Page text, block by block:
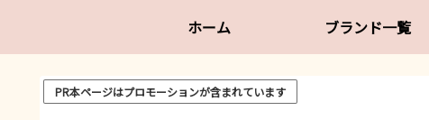
ホーム ブランド一覧
PR本ページはプロモーションが含まれています